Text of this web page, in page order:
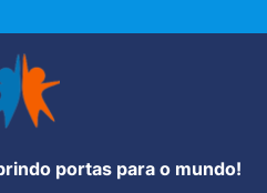
portas para o mundo!